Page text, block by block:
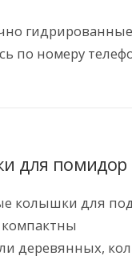
по номеру
для помидор
колышки для
деревянных,